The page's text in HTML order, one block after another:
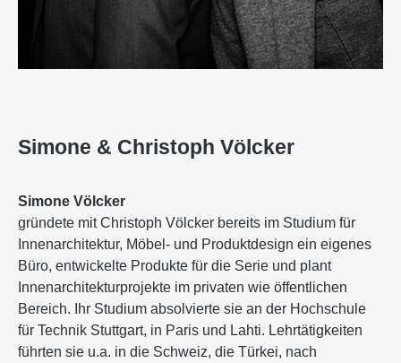
Simone & Christoph Völcker
Simone Völcker
gründete mit Christoph Völcker bereits im Studium für
Innenarchitektur, Möbel- und Produktdesign ein eigenes
Büro, entwickelte Produkte für die Serie und plant
Innenarchitekturprojekte im privaten wie öffentlichen
Bereich. Ihr Studium absolvierte sie an der Hochschule
für Technik Stuttgart, in Paris und Lahti. Lehrtätigkeiten
führten sie u.a. in die Schweiz, die Türkei, nach